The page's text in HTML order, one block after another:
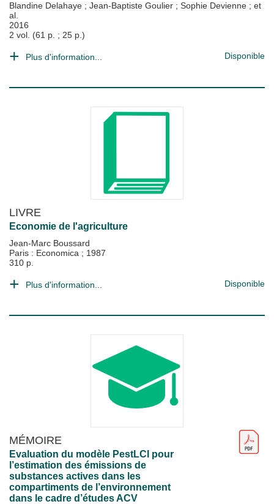
Blandine Delahaye ; Jean-Baptiste Goulier ; Sophie Devienne ; et
al.
2016
2 vol. (61 p. ; 25 p.)
Plus d'information... Disponible
LIVRE
Economie de l'agriculture
Jean-Marc Boussard
Paris : Economica ; 1987
310 p.
Plus d'information... Disponible
MÉMOIRE
Evaluation du modèle PestLCI pour
l’estimation des émissions de
substances actives dans les
compartiments de l’environnement
dans le cadre d’études ACV